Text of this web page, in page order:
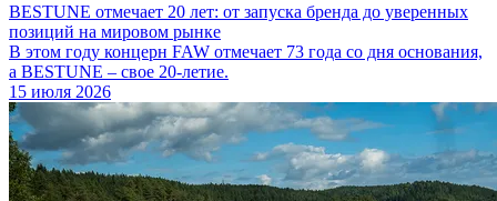
BESTUNE отмечает 20 лет: от запуска бренда до уверенных
позиций на мировом рынке
В этом году концерн FAW отмечает 73 года со дня основания,
а BESTUNE – свое 20-летие.
15 июля 2026